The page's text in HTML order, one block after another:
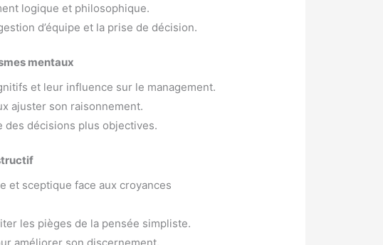
logique et philosophique.
d’équipe et la prise de décision.
mentaux
et leur influence sur le management.
ajuster son raisonnement.
décisions plus objectives.
et sceptique face aux croyances
les pièges de la pensée simpliste.
améliorer son discernement.